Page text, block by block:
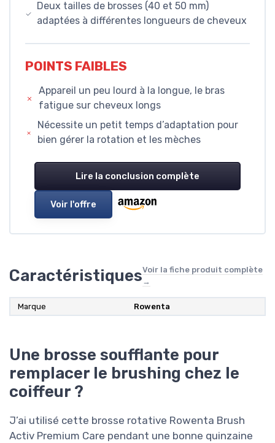
Deux tailles de brosses (40 et 50 mm)
adaptées à différentes longueurs de cheveux
POINTS FAIBLES
Appareil un peu lourd à la longue, le bras
fatigue sur cheveux longs
Nécessite un petit temps d’adaptation pour
bien gérer la rotation et les mèches
Lire la conclusion complète
Voir l'offre
CaractéristiquesVoir la fiche produit complète
→
Marque ‎Rowenta
Une brosse soufflante pour
remplacer le brushing chez le
coiffeur ?
J’ai utilisé cette brosse rotative Rowenta Brush
Activ Premium Care pendant une bonne quinzaine